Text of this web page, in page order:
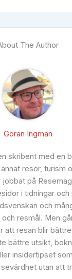
The Author
Göran Ingman
skribent med en
resor, turism
på
i tidningar
och
resmål. Men
att resan blir
bättre utsikt,
insidertipset
utan att